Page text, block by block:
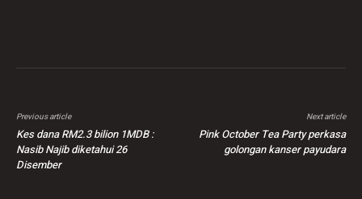
Previous article
Kes dana RM2.3 bilion 1MDB :
Nasib Najib diketahui 26
Disember
Next article
Pink October Tea Party perkasa
golongan kanser payudara